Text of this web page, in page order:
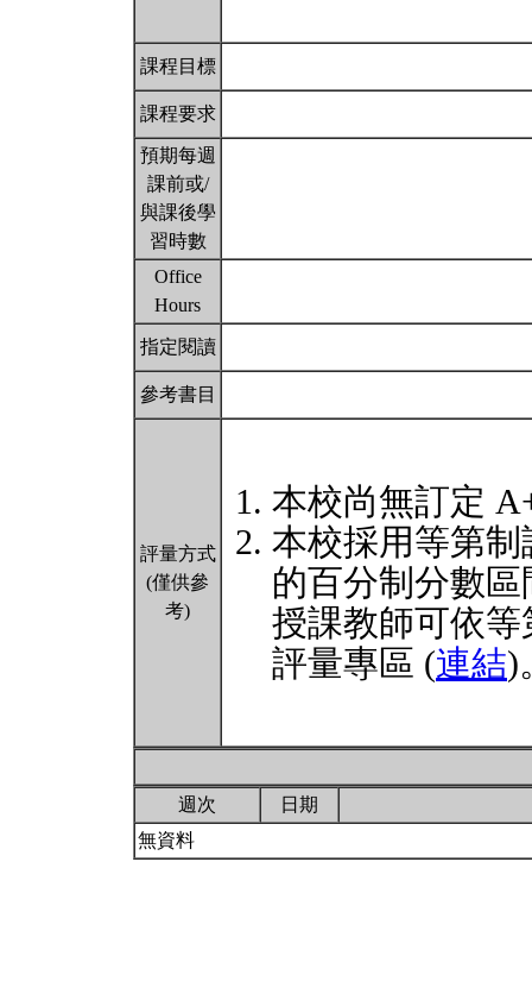
課程目標
課程要求
預期每週
課前或/
與課後學
習時數
Office
Hours
指定閱讀
參考書目
評量方式
(僅供參
考)
本校尚無訂定
本校採用等第
的百分制分數
授課教師可依
評量專區 (連結)
週次
日期
無資料